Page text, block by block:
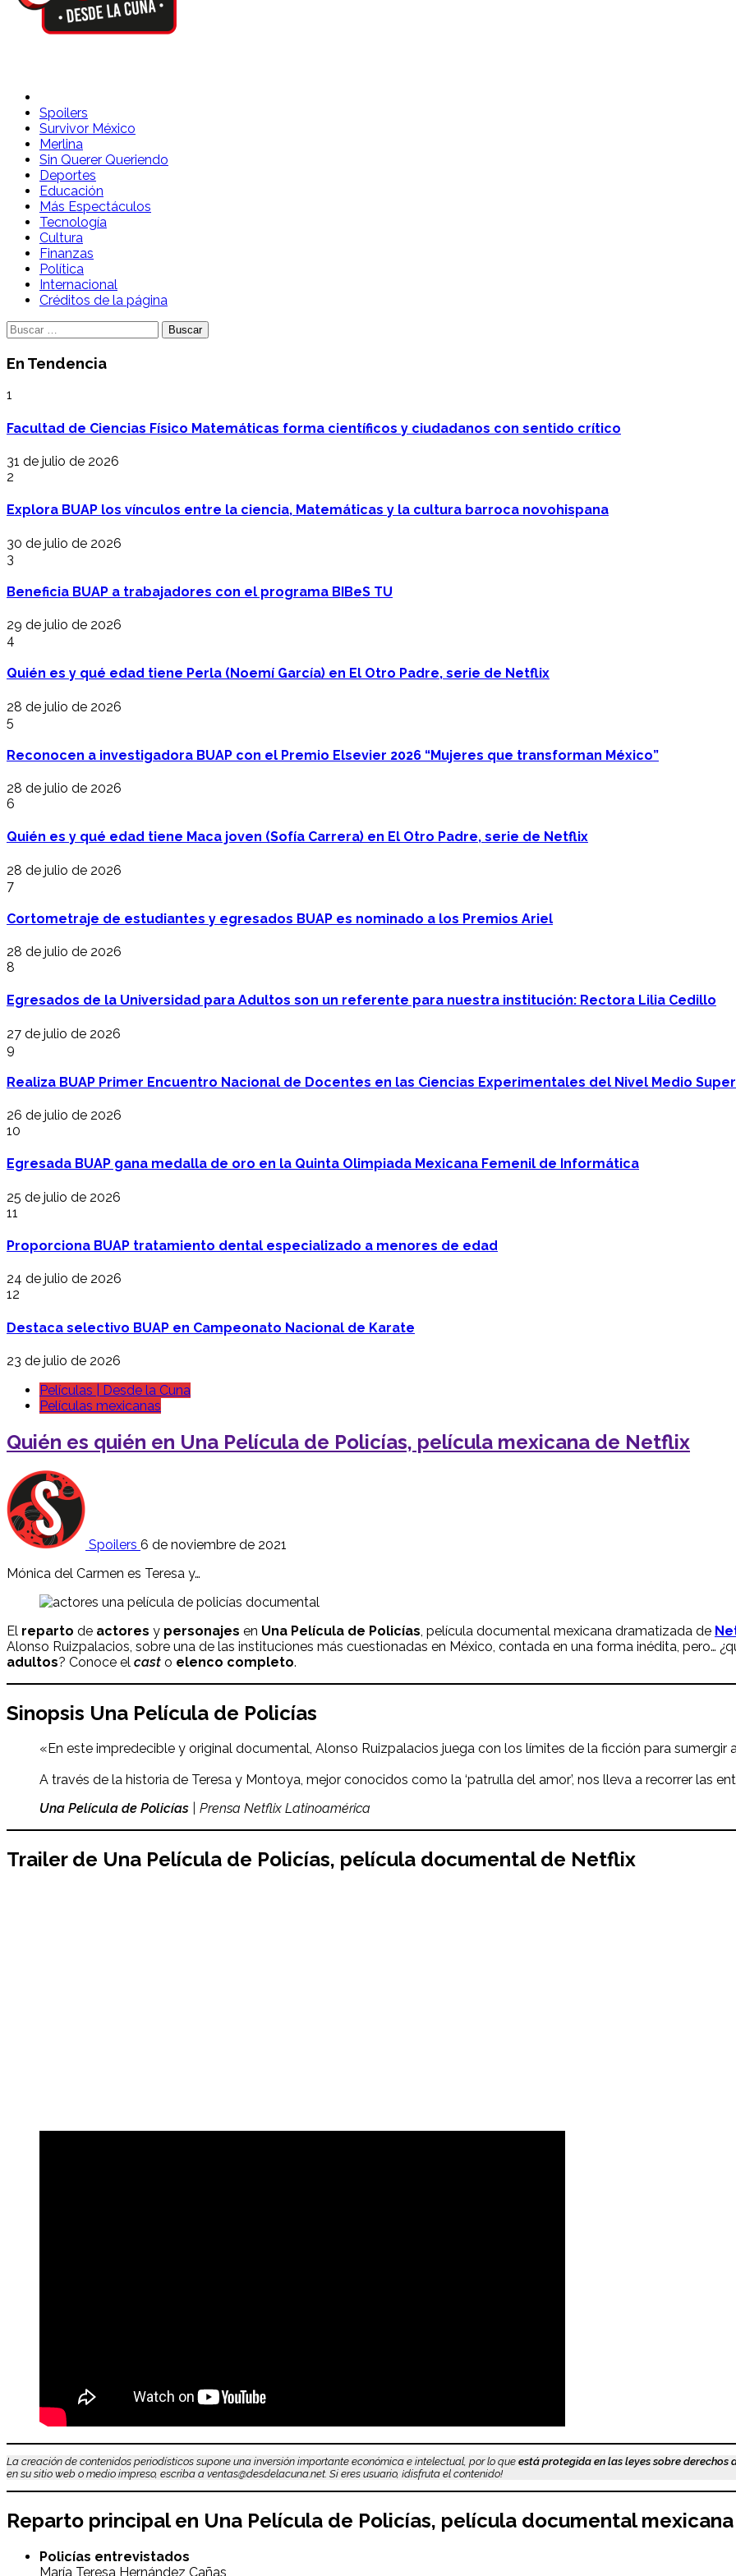
Spoilers Desde la Cuna
Sitio con información sobre series, película, reality shows y telenovelas
Spoilers
Survivor México
Merlina
Sin Querer Queriendo
Deportes
Educación
Más Espectáculos
Tecnología
Cultura
Finanzas
Política
Internacional
Créditos de la página
Buscar:
En Tendencia
1
Facultad de Ciencias Físico Matemáticas forma científicos y ciudadanos con sentido crítico
31 de julio de 2026
2
Explora BUAP los vínculos entre la ciencia, Matemáticas y la cultura barroca novohispana
30 de julio de 2026
3
Beneficia BUAP a trabajadores con el programa BIBeS TU
29 de julio de 2026
4
Quién es y qué edad tiene Perla (Noemí García) en El Otro Padre, serie de Netflix
28 de julio de 2026
5
Reconocen a investigadora BUAP con el Premio Elsevier 2026 “Mujeres que transforman México”
28 de julio de 2026
6
Quién es y qué edad tiene Maca joven (Sofía Carrera) en El Otro Padre, serie de Netflix
28 de julio de 2026
7
Cortometraje de estudiantes y egresados BUAP es nominado a los Premios Ariel
28 de julio de 2026
8
Egresados de la Universidad para Adultos son un referente para nuestra institución: Rectora Lilia Cedillo
27 de julio de 2026
9
Realiza BUAP Primer Encuentro Nacional de Docentes en las Ciencias Experimentales del Nivel Medio
26 de julio de 2026
10
Egresada BUAP gana medalla de oro en la Quinta Olimpiada Mexicana Femenil de Informática
25 de julio de 2026
11
Proporciona BUAP tratamiento dental especializado a menores de edad
24 de julio de 2026
12
Destaca selectivo BUAP en Campeonato Nacional de Karate
23 de julio de 2026
Películas | Desde la Cuna
Películas mexicanas
Quién es quién en Una Película de Policías, película mexicana de Netflix
Spoilers 6 de noviembre de 2021
Mónica del Carmen es Teresa y…
El reparto de actores y personajes en Una Película de Policías , película documental mexicana dramatizada de
Alonso Ruizpalacios, sobre una de las instituciones más cuestionadas en México, contada en una forma inédita, pero…
adultos? Conoce el cast o elenco completo.
Sinopsis Una Película de Policías
«En este impredecible y original documental, Alonso Ruizpalacios juega con los límites de la ficción para
A través de la historia de Teresa y Montoya, mejor conocidos como la ‘patrulla del amor’, nos lleva a recorrer las
Una Película de Policías | Prensa Netflix Latinoamérica
Trailer de Una Película de Policías, película documental de Netflix
La creación de contenidos periodísticos supone una inversión importante económica e intelectual, por lo que está protegida en las leyes sobre derechos
en su sitio web o medio impreso, escriba a ventas@desdelacuna.net. Si eres usuario, ¡disfruta el contenido!
Reparto principal en Una Película de Policías, película documental
Policías entrevistados
María Teresa Hernández Cañas